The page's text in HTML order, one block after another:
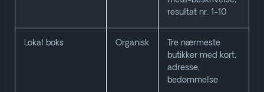
resultat nr. 1-10
Lokal boks Organisk
Tre nærmeste
butikker med kort,
adresse,
bedømmelse